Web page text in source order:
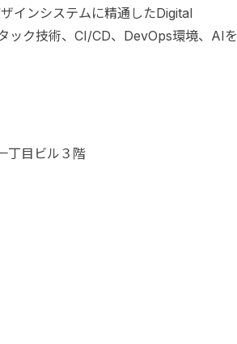
インシステムに精通したDigital
ック技術、CI/CD、DevOps環境、AIを
丁目ビル３階